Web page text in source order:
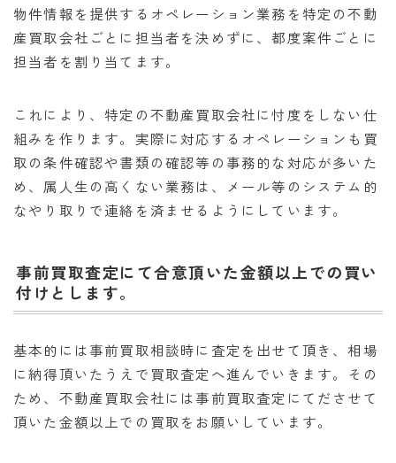
物件情報を提供するオペレーション業務を特定の不動
産買取会社ごとに担当者を決めずに、都度案件ごとに
担当者を割り当てます。
これにより、特定の不動産買取会社に忖度をしない仕
組みを作ります。実際に対応するオペレーションも買
取の条件確認や書類の確認等の事務的な対応が多いた
め、属人生の高くない業務は、メール等のシステム的
なやり取りで連絡を済ませるようにしています。
事前買取査定にて合意頂いた金額以上での買い
付けとします。
基本的には事前買取相談時に査定を出せて頂き、相場
に納得頂いたうえで買取査定へ進んでいきます。その
ため、不動産買取会社には事前買取査定にてださせて
頂いた金額以上での買取をお願いしています。